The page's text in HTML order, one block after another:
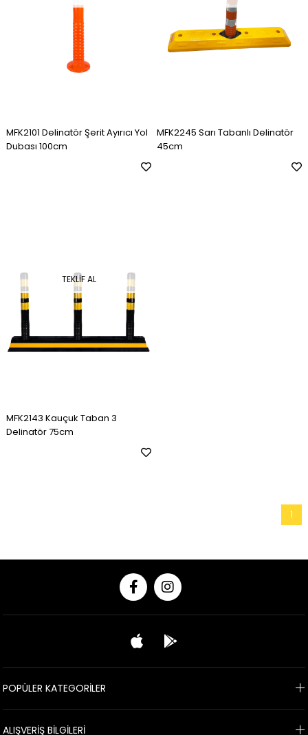
MFK2101 Delinatör Şerit Ayırıcı Yol
Dubası 100cm
MFK2245 Sarı Tabanlı Delinatör
45cm
TEKLIF AL
MFK2143 Kauçuk Taban 3
Delinatör 75cm
1
POPÜLER KATEGORİLER
ALIŞVERİŞ BİLGİLERİ